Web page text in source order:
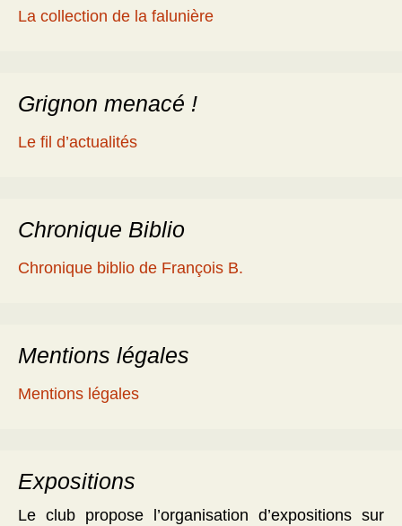
La collection de la falunière
Grignon menacé !
Le fil d’actualités
Chronique Biblio
Chronique biblio de François B.
Mentions légales
Mentions légales
Expositions
Le club propose l’organisation d’expositions sur